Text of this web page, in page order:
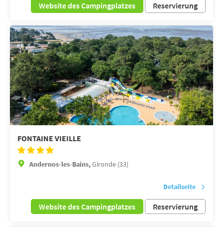
Website des Campingplatzes Reservierung
FONTAINE VIEILLE
Andernos-les-Bains,Gironde (33)
Detailseite
Website des Campingplatzes Reservierung